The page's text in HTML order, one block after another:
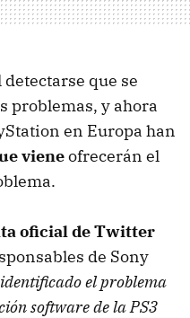
que se
problemas, y ahora
en Europa han
vieneofrecerán el
oficial de Twitter
de Sony
identificado el problema
software de la PS3